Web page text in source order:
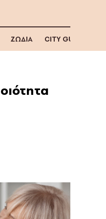
ΖΩΔΙΑ CITY GUIDE